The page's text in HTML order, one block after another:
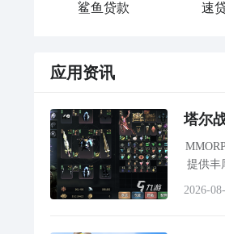
鲨鱼贷款 速
应用资讯
塔尔
提供丰
2026-